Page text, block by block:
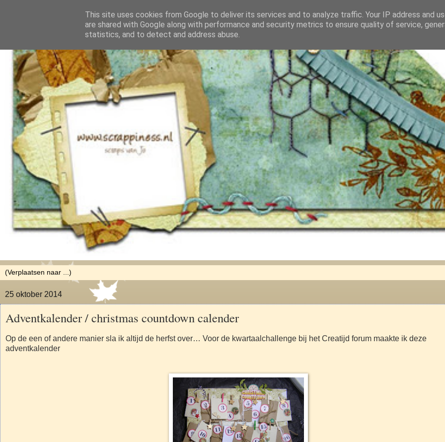
25 oktober 2014
Adventkalender / christmas countdown calender
Op de een of andere manier sla ik altijd de herfst over… Voor de kwartaalchallenge bij het Creatijd forum maakte ik deze
adventkalender
This site uses cookies from Google to deliver its services and to analyze traffic. Your IP address and
are shared with Google along with performance and security metrics to ensure quality of service,
statistics, and to detect and address abuse.